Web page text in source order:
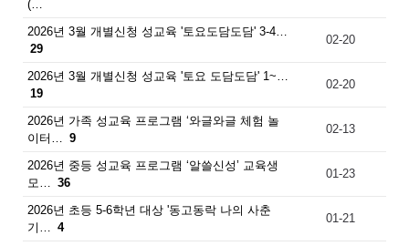
(…
2026년 3월 개별신청 성교육 '토요도담도담' 3-4…
29
02-20
2026년 3월 개별신청 성교육 '토요 도담도담' 1~…
19
02-20
2026년 가족 성교육 프로그램 ‘와글와글 체험 놀
이터…
9
02-13
2026년 중등 성교육 프로그램 ‘알쓸신성’ 교육생
모…
36
01-23
2026년 초등 5-6학년 대상 '동고동락 나의 사춘
기…
4
01-21